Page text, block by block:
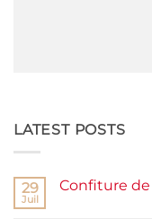
LATEST POSTS
29
Juil
Confiture